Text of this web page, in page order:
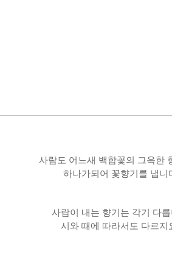
사람도 어느새 백합꽃의 그윽한
하나가되어 꽃향기를 냅니
사람이 내는 향기는 각기 다
시와 때에 따라서도 다르지